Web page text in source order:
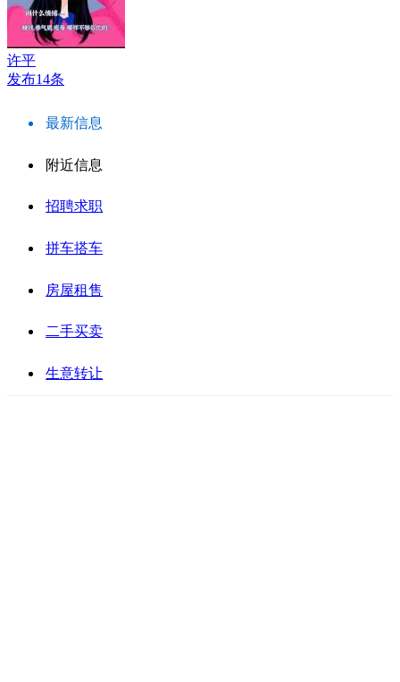
许平
发布14条
最新信息
附近信息
招聘求职
拼车搭车
房屋租售
二手买卖
生意转让